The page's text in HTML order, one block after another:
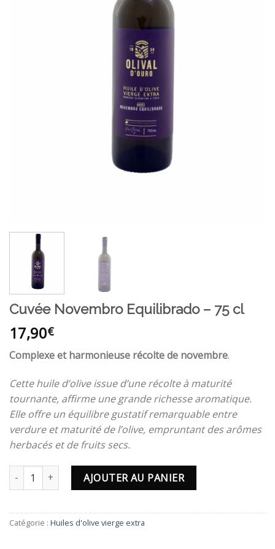
Cuvée Novembro Equilibrado – 75 cl
17,90€
Complexe et harmonieuse récolte de novembre.
Cette huile d’olive issue d’une récolte à maturité
tournante, affirme une grande richesse aromatique.
Elle offre un équilibre gustatif remarquable entre
verdure et maturité de l’olive, empruntant des arômes
herbacés et de fruits secs.
quantité de Cuvée Novembro Equilibrado - 75 cl
AJOUTER AU PANIER
Catégorie : Huiles d'olive vierge extra